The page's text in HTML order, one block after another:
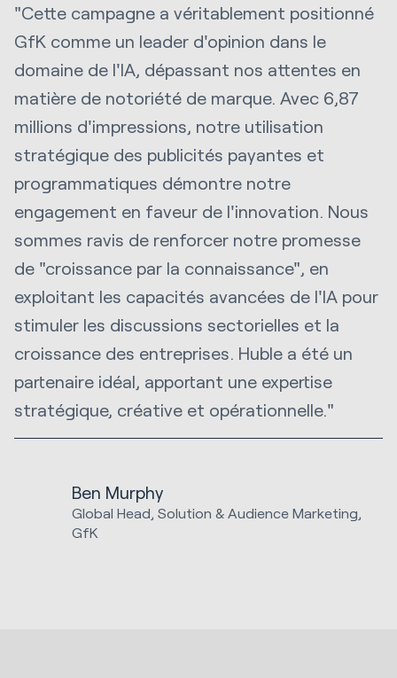
Ben Murphy
Global Head, Solution & Audience Marketing,
GfK
"Cette campagne a véritablement positionné
GfK comme un leader d'opinion dans le
domaine de l'IA, dépassant nos attentes en
matière de notoriété de marque. Avec 6,87
millions d'impressions, notre utilisation
stratégique des publicités payantes et
programmatiques démontre notre
engagement en faveur de l'innovation. Nous
sommes ravis de renforcer notre promesse
de "croissance par la connaissance", en
exploitant les capacités avancées de l'IA pour
stimuler les discussions sectorielles et la
croissance des entreprises. Huble a été un
partenaire idéal, apportant une expertise
stratégique, créative et opérationnelle."